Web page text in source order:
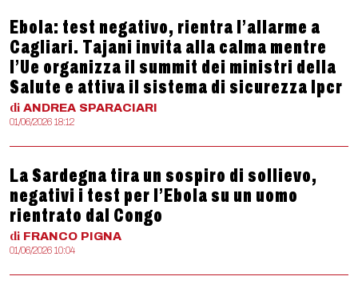
Ebola: test negativo, rientra l’allarme a
Cagliari. Tajani invita alla calma mentre
l’Ue organizza il summit dei ministri della
Salute e attiva il sistema di sicurezza Ipcr
di ANDREA SPARACIARI
01/06/2026 18:12
La Sardegna tira un sospiro di sollievo,
negativi i test per l’Ebola su un uomo
rientrato dal Congo
di FRANCO PIGNA
01/06/2026 10:04